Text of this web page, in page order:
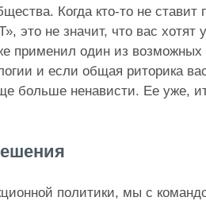
Когда кто-то не
это не значит, что вас хотят
применил один из возможных
и если общая риторика
больше ненависти. Ее уже,
политики, мы с